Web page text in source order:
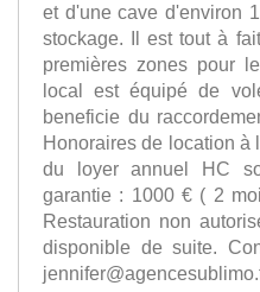
et d'une cave d'environ
stockage. Il est tout à
premières zones pour
local est équipé de
beneficie du
Honoraires de location à
du loyer annuel HC
garantie : 1000 € ( 2
Restauration non
disponible de suite.